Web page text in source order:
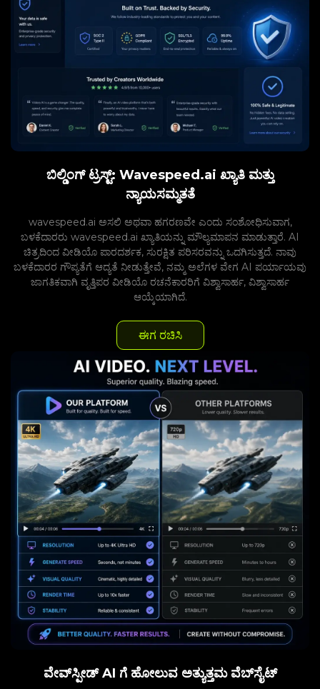
ಬಿಲ್ಡಿಂಗ್ ಟ್ರಸ್ಟ್: Wavespeed.ai ಖ್ಯಾತಿ ಮತ್ತು
ನ್ಯಾಯಸಮ್ಮತತೆ
wavespeed.ai ಅಸಲಿ ಅಥವಾ ಹಗರಣವೇ ಎಂದು ಸಂಶೋಧಿಸುವಾಗ,
ಬಳಕೆದಾರರು wavespeed.ai ಖ್ಯಾತಿಯನ್ನು ಮೌಲ್ಯಮಾಪನ ಮಾಡುತ್ತಾರೆ. AI
ಚಿತ್ರದಿಂದ ವೀಡಿಯೊ ಪಾರದರ್ಶಕ, ಸುರಕ್ಷಿತ ಪರಿಸರವನ್ನು ಒದಗಿಸುತ್ತದೆ. ನಾವು
ಬಳಕೆದಾರರ ಗೌಪ್ಯತೆಗೆ ಆದ್ಯತೆ ನೀಡುತ್ತೇವೆ, ನಮ್ಮ ಅಲೆಗಳ ವೇಗ AI ಪರ್ಯಾಯವು
ಜಾಗತಿಕವಾಗಿ ವೃತ್ತಿಪರ ವೀಡಿಯೊ ರಚನೆಕಾರರಿಗೆ ವಿಶ್ವಾಸಾರ್ಹ, ವಿಶ್ವಾಸಾರ್ಹ
ಆಯ್ಕೆಯಾಗಿದೆ.
ಈಗ ರಚಿಸಿ
ವೇವ್‌ಸ್ಪೀಡ್ AI ಗೆ ಹೋಲುವ ಅತ್ಯುತ್ತಮ ವೆಬ್‌ಸೈಟ್